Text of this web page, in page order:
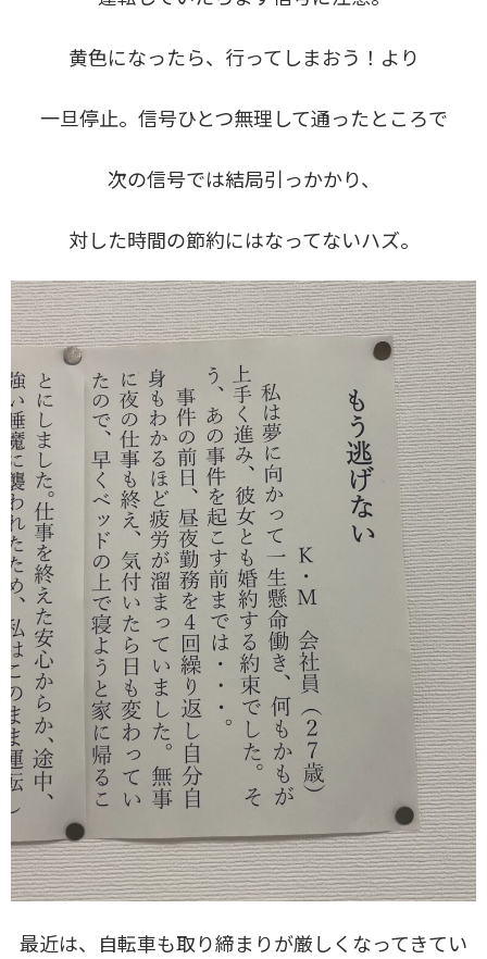
黄色になったら、行ってしまおう！より
一旦停止。信号ひとつ無理して通ったところで
次の信号では結局引っかかり、
対した時間の節約にはなってないハズ。
最近は、自転車も取り締まりが厳しくなってきてい